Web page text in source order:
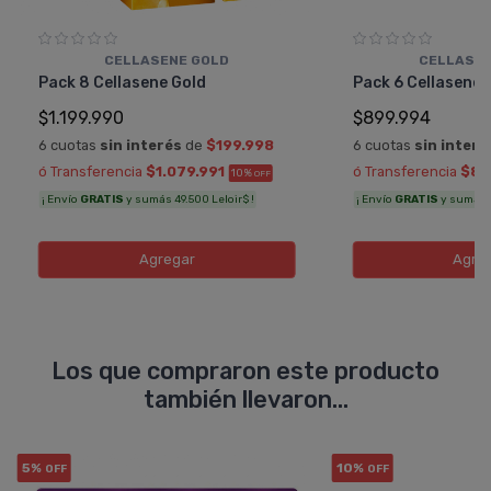
CELLASENE GOLD
Pack 8 Cellasene Gold
$1.199.990
6 cuotas sin interés de $199.998
ó Transferencia $1.079.991 10% OFF
¡ Envío GRATIS y sumás 49.500 Leloir$ !
Agregar
Pack 6 Cellasene
$899.994
6 cuotas sin
ó Transferencia
¡ Envío GRATIS y sumás
Los que compraron este producto
también llevaron...
5% OFF 10% OFF